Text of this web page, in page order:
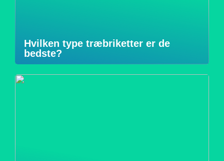
Hvilken type træbriketter er de
bedste?